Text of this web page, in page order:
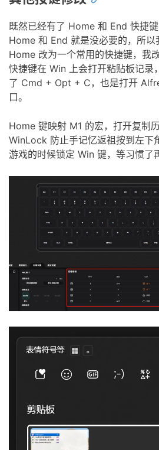
既然已经有了 Home 和 End 快捷
Home 和 End 就是没必要的，所以
Home 改为一个常用的快捷键，我
快捷键在 Win 上会打开粘贴板记录
了 Cmd + Opt + C，也是打开
口。
Home 键映射 M1 的宏，打开复制
WinLock 防止手记忆返祖按到左下
游戏的时候锁定 Win 键，等习惯了